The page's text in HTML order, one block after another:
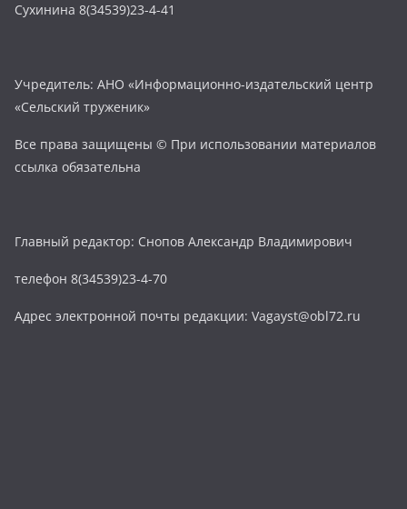
Сухинина 8(34539)23-4-41
Учредитель: АНО «Информационно-издательский центр
«Сельский труженик»
Все права защищены © При использовании материалов
ссылка обязательна
Главный редактор: Снопов Александр Владимирович
телефон 8(34539)23-4-70
Адрес электронной почты редакции: Vagayst@obl72.ru